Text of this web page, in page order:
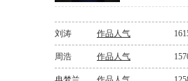
刘涛 作品人气
周浩 作品人气